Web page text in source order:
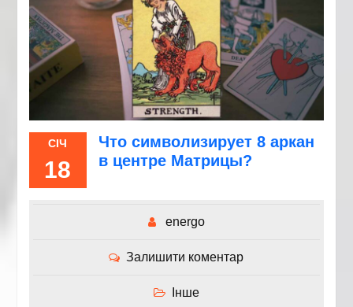
СІЧ
18
Что символизирует 8 аркан
в центре Матрицы?
energo
Залишити коментар
Інше